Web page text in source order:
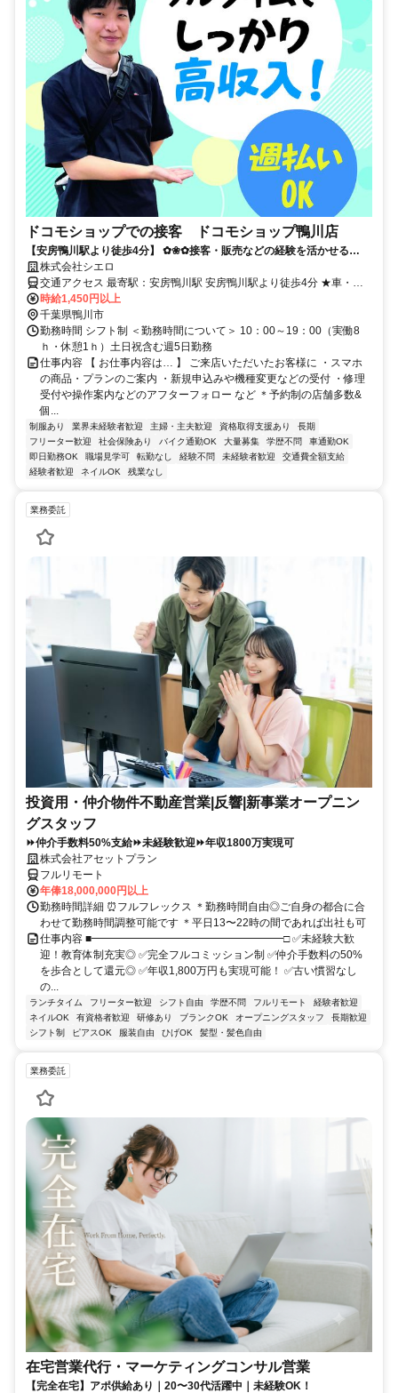
ドコモショップでの接客 ドコモショップ鴨川店
【安房鴨川駅より徒歩4分】 ✿❀✿接客・販売などの経験を活かせる
✿❀✿ 【高収入&理想の勤務地】で自分らしく働こう★
株式会社シエロ
交通アクセス 最寄駅：安房鴨川駅 安房鴨川駅より徒歩4分 ★車・バ
イク通勤OK
時給1,450円以上
千葉県鴨川市
勤務時間 シフト制 ＜勤務時間について＞ 10：00～19：00（実働8
ｈ・休憩1ｈ）土日祝含む週5日勤務
仕事内容 【 お仕事内容は… 】 ご来店いただいたお客様に ・スマホ
の商品・プランのご案内 ・新規申込みや機種変更などの受付 ・修理
受付や操作案内などのアフターフォロー など ＊予約制の店舗多数&
個...
制服あり 業界未経験者歓迎 主婦・主夫歓迎 資格取得支援あり
長期
フリーター歓迎
社会保険あり バイク通勤OK 大量募集 学歴不問
車通勤OK
即日勤務OK
職場見学可 転勤なし 経験不問 未経験者歓迎
交通費全額支給
経験者歓迎
ネイルOK 残業なし
業務委託
投資用・仲介物件不動産営業|反響|新事業オープニン
グスタッフ
⏩仲介手数料50%支給⏩未経験歓迎⏩年収1800万実現可
株式会社アセットプラン
フルリモート
年俸18,000,000円以上
勤務時間詳細 ⏰フルフレックス ＊勤務時間自由◎ご自身の都合に合
わせて勤務時間調整可能です ＊平日13〜22時の間であれば出社も可
仕事内容 ■━━━━━━━━━━━━━━━━━━□ ✅未経験大歓
迎！教育体制充実◎ ✅完全フルコミッション制 ✅仲介手数料の50%
を歩合として還元◎ ✅年収1,800万円も実現可能！ ✅古い慣習なし
の...
ランチタイム フリーター歓迎 シフト自由 学歴不問 フルリモート
経験者歓迎
ネイルOK
有資格者歓迎 研修あり ブランクOK オープニングスタッフ
長期歓迎
シフト制
ピアスOK 服装自由 ひげOK 髪型・髪色自由
業務委託
在宅営業代行・マーケティングコンサル営業
【完全在宅】アポ供給あり｜20〜30代活躍中｜未経験OK！